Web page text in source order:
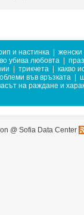
и настинка
женски
убива любовта
трикчета
какво
във връзката
на раждане и
@ Sofia Data Center